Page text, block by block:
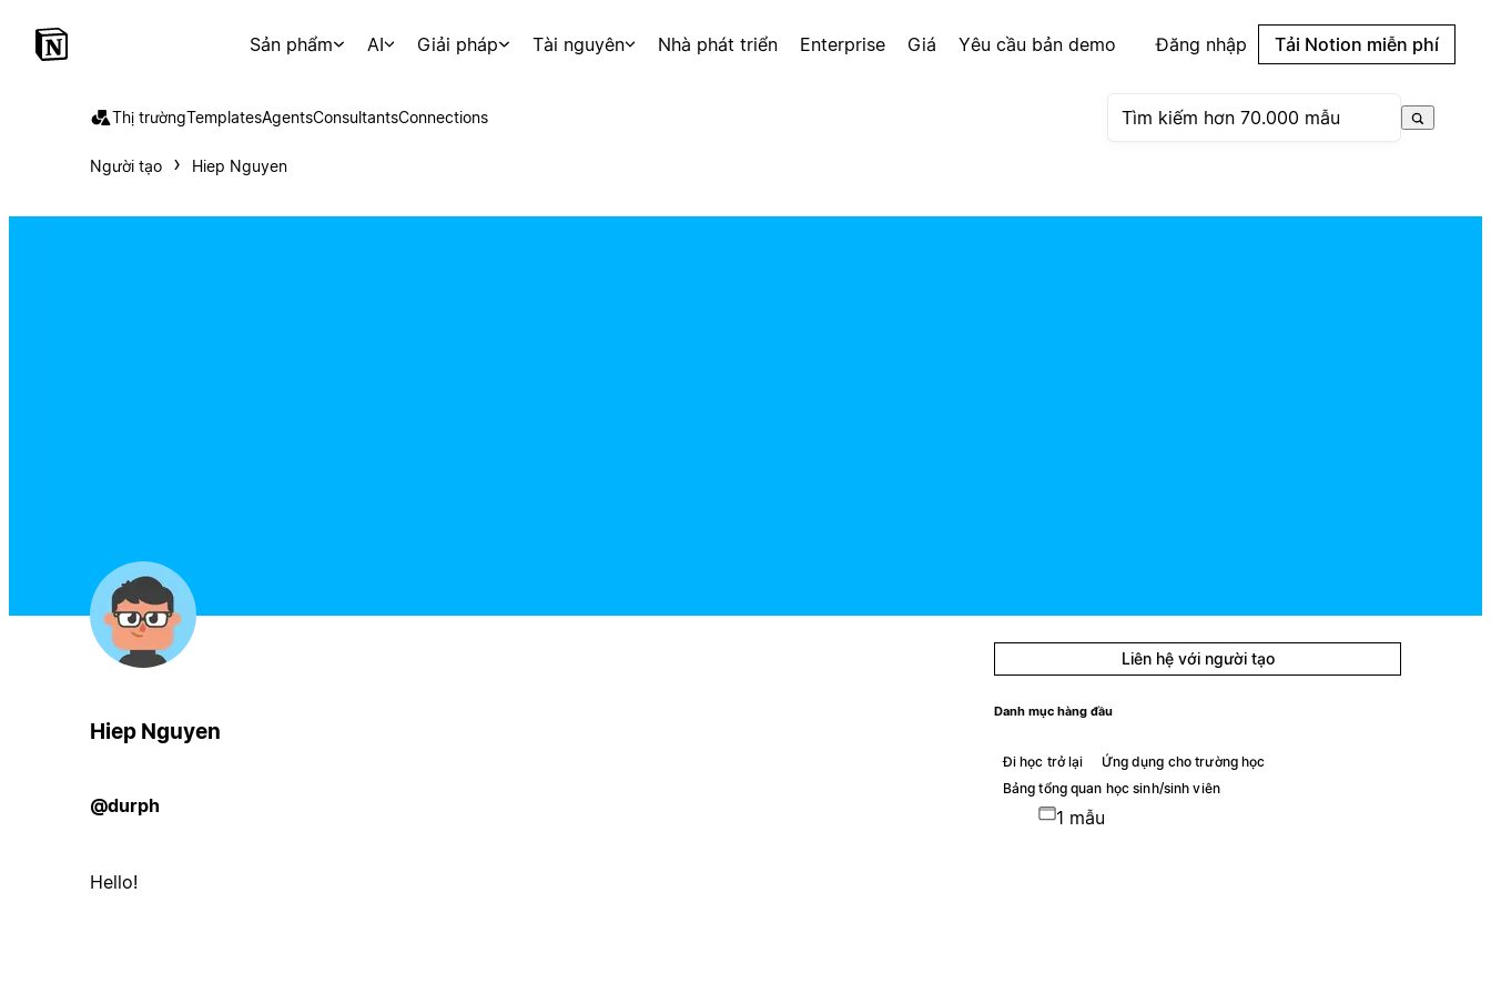
Sản phẩm AI Giải pháp Tài nguyên Nhà phát triển Enterprise Giá Yêu cầu bản demo Đăng nhập Tải Notion miễn phí
Thị trườngTemplatesAgentsConsultantsConnections
Người tạo Hiep Nguyen
Hiep Nguyen
@durph
Hello!
Liên hệ với người tạo
Danh mục hàng đầu
Đi học trở lại
Ứng dụng cho trường học
Bảng tổng quan học sinh/sinh viên
1 mẫu